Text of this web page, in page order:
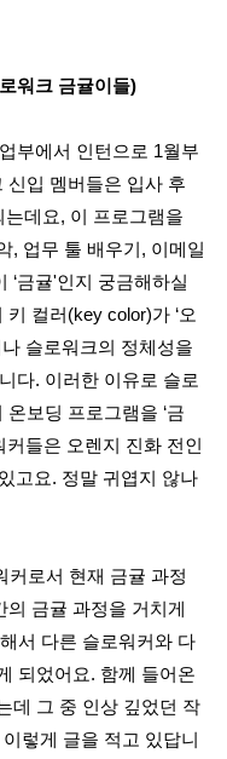
워크 금귤이들)
부에서 인턴으로 1월부
신입 멤버들은 입사 후
는데요, 이 프로그램을
, 업무 툴 배우기, 이메일
‘금귤'인지 궁금해하실
컬러(key color)가 ‘오
슬로워크의 정체성을
다. 이러한 이유로 슬로
보딩 프로그램을 ‘금
들은 오렌지 진화 전인
고요. 정말 귀엽지 않나
커로서 현재 금귤 과정
금귤 과정을 거치게
서 다른 슬로워커와 다
되었어요. 함께 들어온
데 그 중 인상 깊었던 작
렇게 글을 적고 있답니